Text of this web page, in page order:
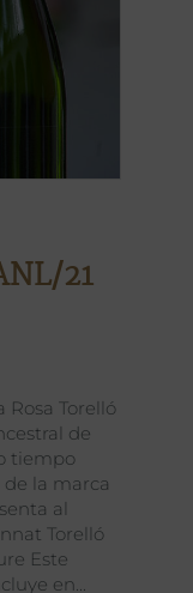
21
Rosa Torelló
de
tiempo
la marca
al
Torelló
Este
en